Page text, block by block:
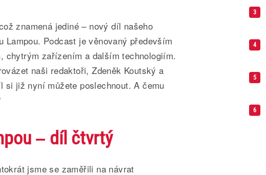
znamená jediné – nový díl našeho
Lampou. Podcast je věnovaný především
chytrým zařízením a dalším technologiím.
naši redaktoři, Zdeněk Koutský a
již nyní můžete poslechnout. A čemu
– díl čtvrtý
jsme se zaměřili na návrat
3
4
5
6